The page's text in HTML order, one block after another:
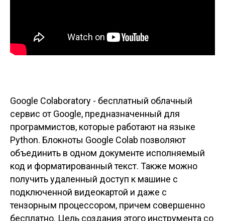
Google Colaboratory - бесплатный облачный
сервис от Google, предназначенный для
программистов, которые работают на языке
Python. Блокноты Google Colab позволяют
объединить в одном документе исполняемый
код и форматированный текст. Также можно
получить удаленный доступ к машине с
подключенной видеокартой и даже с
тензорным процессором, причем совершенно
бесплатно. Цель создания этого инструмента со